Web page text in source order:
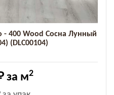
- 400 Wood Сосна Лунный
(DLC00104)
за м2